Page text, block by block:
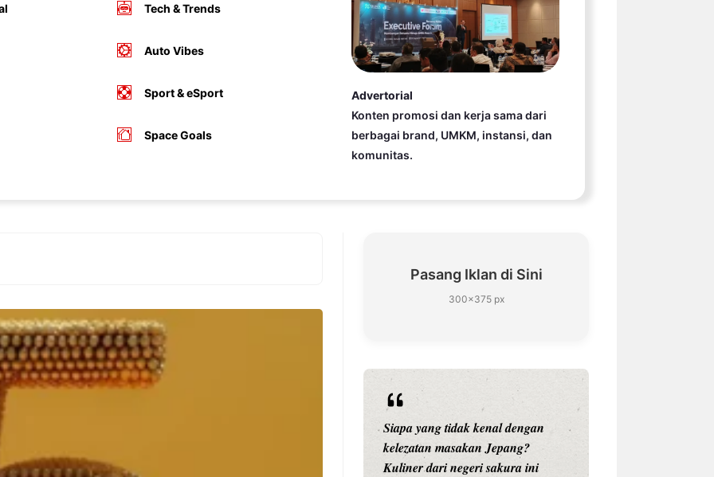
Tech & Trends
Auto Vibes
Sport & eSport
Space Goals
Advertorial
Konten promosi dan kerja sama dari
berbagai brand, UMKM, instansi, dan
komunitas.
Pasang Iklan di Sini
300×375 px
iseng, eh ternyata malah jadi
Siapa yang tidak kenal dengan
kelezatan masakan Jepang?
Kuliner dari negeri sakura ini
Siapa sangka, dua nama besar di
dunia hiburan, Nunung Srimulat
dan Vicky Prasetyo, kini merambah